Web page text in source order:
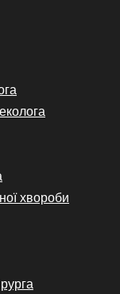
хвороби